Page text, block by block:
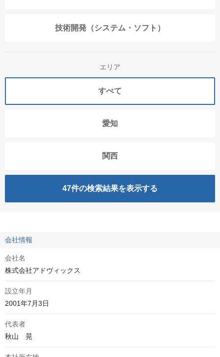
技術開発（システム・ソフト）
エリア
すべて
愛知
関西
47件の検索結果を表示する
会社情報
会社名
株式会社アドヴィックス
設立年月
2001年7月3日
代表者
秋山　晃